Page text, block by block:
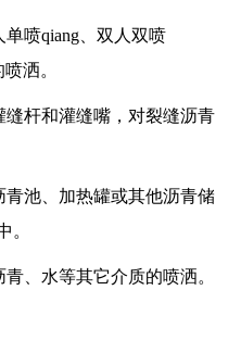
喷qiang、双人双喷
洒。
杆和灌缝嘴，对裂缝沥青
池、加热罐或其他沥青储
。
、水等其它介质的喷洒。